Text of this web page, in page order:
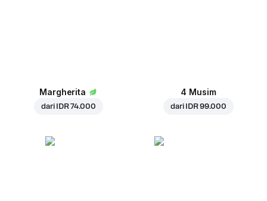
Margherita
dari IDR 74.000
4 Musim
dari IDR 99.000